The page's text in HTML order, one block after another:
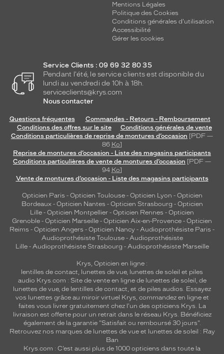
Mentions Légales
Politique des Cookies
Conditions générales d'utilisation
Accessibilité
Gérer les cookies
Service Clients : 09 69 32 80 35
Pendant l'été, le service clients est disponible du
lundi au vendredi de 10h à 18h.
serviceclients@krys.com
Nous contacter
Questions fréquentes
Commandes - Retours - Remboursement
Conditions des offres sur le site
Conditions générales de vente
Conditions particulières de reprise de montures d’occasion [PDF —
86 Ko]
Reprise de montures d’occasion - Liste des magasins participants
Conditions particulières de vente de montures d’occasion [PDF —
94 Ko]
Vente de montures d’occasion - Liste des magasins participants
Opticien Paris - Opticien Toulouse- Opticien Lyon - Opticien
Bordeaux- Opticien Nantes - Opticien Strasbourg - Opticien
Lille - Opticien Montpellier - Opticien Rennes - Opticien
Grenoble - Opticien Marseille - Opticien Aix-en-Provence - Opticien
Reims - Opticien Angers - Opticien Nancy - Audioprothésiste Paris -
Audioprothésiste Toulouse- Audioprothésiste
Lille- Audioprothésiste Strasbourg - Audioprothésiste Marseille
Krys, Opticien en ligne :
lentilles de contact, lunettes de vue, lunettes de soleil et piles
audio Krys.com : Site de vente en ligne de lunettes de soleil, de
lunettes de vue, de lentilles de contact, et de piles audios. Essayez
vos lunettes grâce au miroir virtuel Krys, commandez en ligne et
faites vous livrer gratuitement chez l'un des opticiens Krys. La
livraison est offerte pour un retrait dans le réseau Krys. Bénéficiez
également de la garantie "Satisfait ou remboursé 30 jours".
Retrouvez nos marques de lunettes de vue et lunettes de soleil : Ray
Ban
Krys.com : C’est aussi plus de 1000 opticiens dans toute la